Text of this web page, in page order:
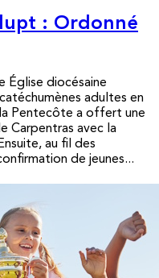
: Ordonné
Église diocésaine
adultes en
Pentecôte a offert une
Carpentras avec la
au fil des
de jeunes...